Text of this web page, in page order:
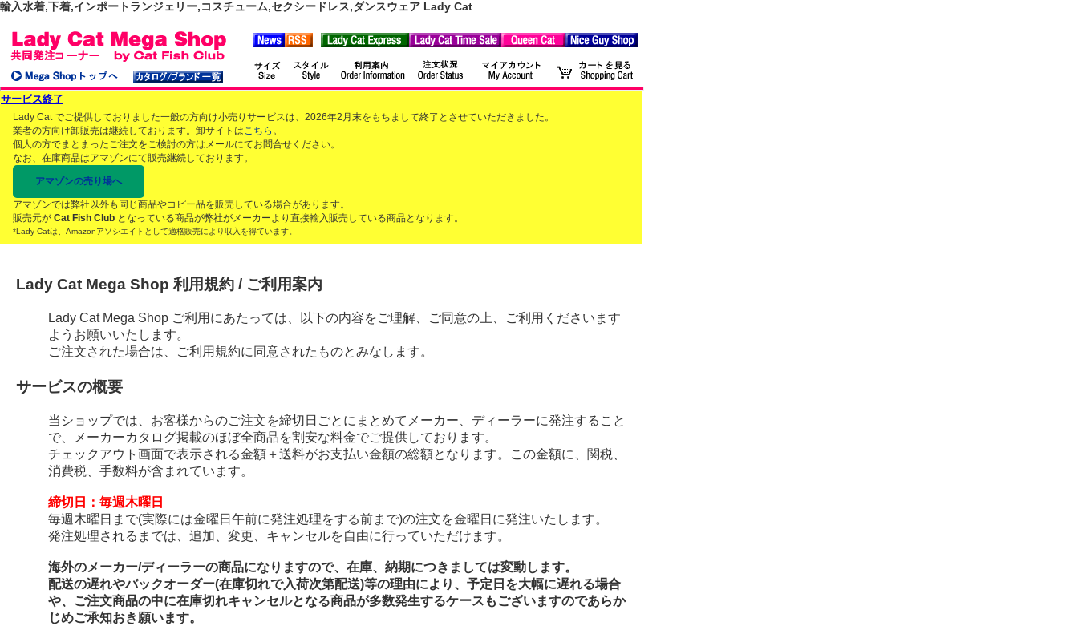
輸入水着,下着,インポートランジェリー,コスチューム,セクシードレス,ダンスウェア Lady Cat
サービス終了
Lady Cat でご提供しておりました一般の方向け小売りサービスは、2026年2月末をもちまして終了とさせていただきました。
業者の方向け卸販売は継続しております。卸サイトはこちら 。
個人の方でまとまったご注文をご検討の方はメールにてお問合せください。
なお、在庫商品はアマゾンにて販売継続しております。
アマゾンの売り場へ
アマゾンでは弊社以外も同じ商品やコピー品を販売している場合があります。
販売元が Cat Fish Club となっている商品が弊社がメーカーより直接輸入販売している商品となります。
*Lady Catは、Amazonアソシエイトとして適格販売により収入を得ています。
Lady Cat Mega Shop 利用規約 / ご利用案内
Lady Cat Mega Shop ご利用にあたっては、以下の内容をご理解、ご同意の上、ご利用くださいます
ようお願いいたします。
ご注文された場合は、ご利用規約に同意されたものとみなします。
サービスの概要
当ショップでは、お客様からのご注文を締切日ごとにまとめてメーカー、ディーラーに発注すること
で、メーカーカタログ掲載のほぼ全商品を割安な料金でご提供しております。
チェックアウト画面で表示される金額＋送料がお支払い金額の総額となります。この金額に、関税、
消費税、手数料が含まれています。
締切日：毎週木曜日
毎週木曜日まで(実際には金曜日午前に発注処理をする前まで)の注文を金曜日に発注いたします。
発注処理されるまでは、追加、変更、キャンセルを自由に行っていただけます。
海外のメーカー/ディーラーの商品になりますので、在庫、納期につきましては変動します。
配送の遅れやバックオーダー(在庫切れで入荷次第配送)等の理由により、予定日を大幅に遅れる場合
や、ご注文商品の中に在庫切れキャンセルとなる商品が多数発生するケースもございますのであらか
じめご承知おき願います。